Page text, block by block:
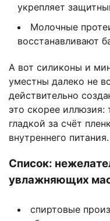
укрепляет
Молочные
восстанавливают
А вот силиконы и
уместны далеко не
действительно
это скорее
гладкой за счёт
внутреннего питания.
Список:
увлажняющих
спиртовые